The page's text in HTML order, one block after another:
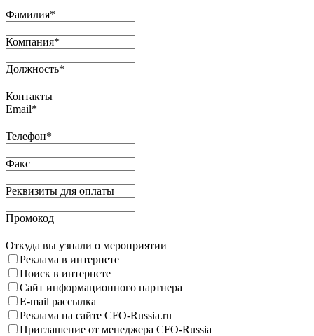
Фамилия*
Компания*
Должность*
Контакты
Email*
Телефон*
Факс
Реквизиты для оплаты
Промокод
Откуда вы узнали о мероприятии
Реклама в интернете
Поиск в интернете
Сайт информационного партнера
E-mail рассылка
Реклама на сайте CFO-Russia.ru
Приглашение от менеджера CFO-Russia